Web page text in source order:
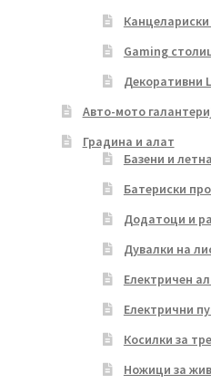
Gaming
Декоративни
Авто-мото
Градина и алат
Базени и
Батериски
Додатоци и
Дувалки на
Електричен
Електрични
Косилки за
Ножици за